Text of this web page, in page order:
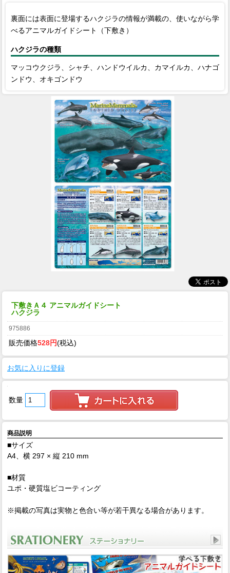
裏面には表面に登場するハクジラの情報が満載の、使いながら学
べるアニマルガイドシート（下敷き）
ハクジラの種類
マッコウクジラ、シャチ、ハンドウイルカ、カマイルカ、ハナゴ
ンドウ、オキゴンドウ
下敷きＡ４ アニマルガイドシート
ハクジラ
975886
販売価格528円(税込)
お気に入りに登録
数量
商品説明
■サイズ
A4、横 297 × 縦 210 mm
■材質
ユポ・硬質塩ビコーティング
※掲載の写真は実物と色合い等が若干異なる場合があります。